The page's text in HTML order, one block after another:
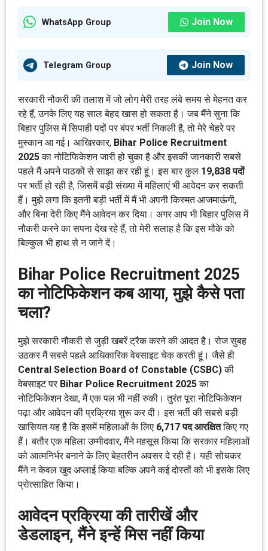
WhatsApp Group Join Now
Telegram Group Join Now
सरकारी नौकरी की तलाश में जो लोग मेरी तरह लंबे समय से मेहनत कर
रहे हैं, उनके लिए यह साल बेहद खास हो सकता है। जब मैंने सुना कि
बिहार पुलिस में सिपाही पदों पर बंपर भर्ती निकली है, तो मेरे चेहरे पर
मुस्कान आ गई। आखिरकार, Bihar Police Recruitment
2025का नोटिफिकेशन जारी हो चुका है और इसकी जानकारी सबसे
पहले मैं अपने पाठकों से साझा कर रही हूं। इस बार कुल 19,838 पदों
पर भर्ती हो रही है, जिसमें बड़ी संख्या में महिलाएं भी आवेदन कर सकती
हैं। मुझे लगा कि इतनी बड़ी भर्ती में मैं भी अपनी किस्मत आजमाऊंगी,
और बिना देरी किए मैंने आवेदन कर दिया। अगर आप भी बिहार पुलिस में
नौकरी करने का सपना देख रहे हैं, तो मेरी सलाह है कि इस मौके को
बिल्कुल भी हाथ से न जाने दें।
Bihar Police Recruitment 2025
का नोटिफिकेशन कब आया, मुझे कैसे पता
चला?
मुझे सरकारी नौकरी से जुड़ी खबरें ट्रैक करने की आदत है। रोज सुबह
उठकर मैं सबसे पहले आधिकारिक वेबसाइट चेक करती हूं। जैसे ही
Central Selection Board of Constable (CSBC)की
वेबसाइट पर Bihar Police Recruitment 2025का
नोटिफिकेशन देखा, मैं एक पल भी नहीं रुकी। तुरंत पूरा नोटिफिकेशन
पढ़ा और आवेदन की प्रक्रिया शुरू कर दी। इस भर्ती की सबसे बड़ी
खासियत यह है कि इसमें महिलाओं के लिए 6,717 पद आरक्षितकिए गए
हैं। बतौर एक महिला उम्मीदवार, मैंने महसूस किया कि सरकार महिलाओं
को आत्मनिर्भर बनाने के लिए बेहतरीन अवसर दे रही है। यही सोचकर
मैंने न केवल खुद अप्लाई किया बल्कि अपने कई दोस्तों को भी इसके लिए
प्रोत्साहित किया।
आवेदन प्रक्रिया की तारीखें और
डेडलाइन, मैंने इन्हें मिस नहीं किया